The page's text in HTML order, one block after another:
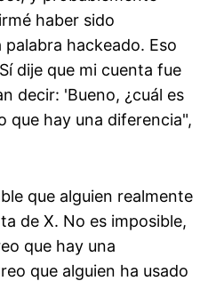
haber sido
hackeado. Eso
dije que mi cuenta fue
decir: 'Bueno, ¿cuál es
que hay una diferencia",
que alguien realmente
de X. No es imposible,
que hay una
que alguien ha usado